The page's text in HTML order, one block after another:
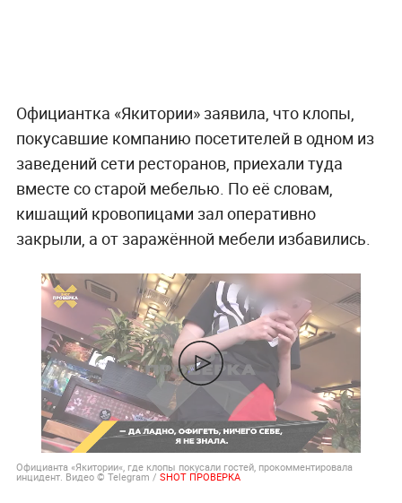
Официантка «Якитории» заявила, что клопы,
покусавшие компанию посетителей в одном из
заведений сети ресторанов, приехали туда
вместе со старой мебелью. По её словам,
кишащий кровопицами зал оперативно
закрыли, а от заражённой мебели избавились.
Официанта «Якитории«, где клопы покусали гостей, прокомментировала
инцидент. Видео © Telegram / SHOT ПРОВЕРКА